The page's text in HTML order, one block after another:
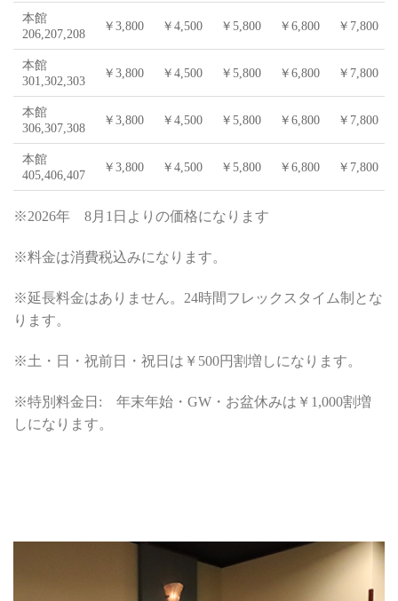
本館
206,207,208
￥3,800 ￥4,500 ￥5,800 ￥6,800 ￥7,800
本館
301,302,303
￥3,800 ￥4,500 ￥5,800 ￥6,800 ￥7,800
本館
306,307,308
￥3,800 ￥4,500 ￥5,800 ￥6,800 ￥7,800
本館
405,406,407
￥3,800 ￥4,500 ￥5,800 ￥6,800 ￥7,800
※2026年 8月1日よりの価格になります
※料金は消費税込みになります。
※延長料金はありません。24時間フレックスタイム制とな
ります。
※土・日・祝前日・祝日は￥500円割増しになります。
※特別料金日: 年末年始・GW・お盆休みは￥1,000割増
しになります。